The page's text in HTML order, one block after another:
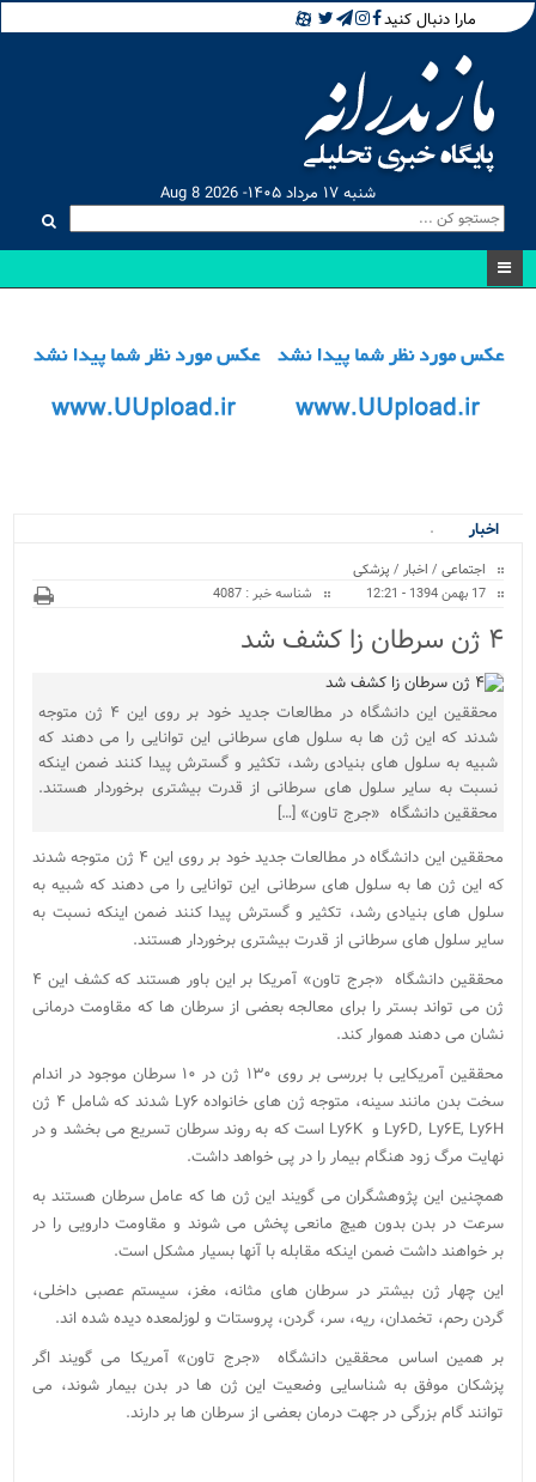
مارا دنبال کنید
شنبه ۱۷ مرداد ۱۴۰۵- Aug 8 2026
اخبار
۴ پر.
اجتماعی / اخبار / پزشکی
17 بهمن 1394 - 12:21
شناسه خبر : 4087
۴ ژن سرطان زا کشف شد
محققین این دانشگاه در مطالعات جدید خود بر روی این ۴ ژن متوجه
شدند که این ژن ها به سلول های سرطانی این توانایی را می دهند که
شبیه به سلول های بنیادی رشد، تکثیر و گسترش پیدا کنند ضمن اینکه
نسبت به سایر سلول های سرطانی از قدرت بیشتری برخوردار هستند.
محققین دانشگاه «جرج تاون» […]
محققین این دانشگاه در مطالعات جدید خود بر روی این ۴ ژن متوجه شدند
که این ژن ها به سلول های سرطانی این توانایی را می دهند که شبیه به
سلول های بنیادی رشد، تکثیر و گسترش پیدا کنند ضمن اینکه نسبت به
سایر سلول های سرطانی از قدرت بیشتری برخوردار هستند.
محققین دانشگاه «جرج تاون» آمریکا بر این باور هستند که کشف این ۴
ژن می تواند بستر را برای معالجه بعضی از سرطان ها که مقاومت درمانی
نشان می دهند هموار کند.
محققین آمریکایی با بررسی بر روی ۱۳۰ ژن در ۱۰ سرطان موجود در اندام
سخت بدن مانند سینه، متوجه ژن های خانواده Ly۶ شدند که شامل ۴ ژن
Ly۶D, Ly۶E, Ly۶H و Ly۶K است که به روند سرطان تسریع می بخشد و در
نهایت مرگ زود هنگام بیمار را در پی خواهد داشت.
همچنین این پژوهشگران می گویند این ژن ها که عامل سرطان هستند به
سرعت در بدن بدون هیچ مانعی پخش می شوند و مقاومت دارویی را در
بر خواهند داشت ضمن اینکه مقابله با آنها بسیار مشکل است.
این چهار ژن بیشتر در سرطان های مثانه، مغز، سیستم عصبی داخلی،
گردن رحم، تخمدان، ریه، سر، گردن، پروستات و لوزلمعده دیده شده اند.
بر همین اساس محققین دانشگاه «جرج تاون» آمریکا می گویند اگر
پزشکان موفق به شناسایی وضعیت این ژن ها در بدن بیمار شوند، می
توانند گام بزرگی در جهت درمان بعضی از سرطان ها بر دارند.